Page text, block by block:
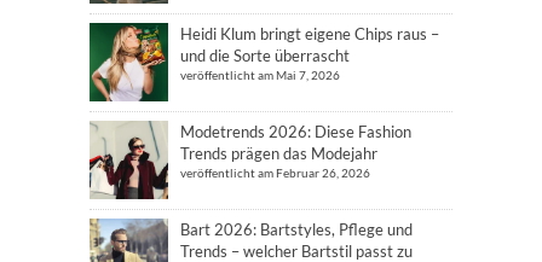
Heidi Klum bringt eigene Chips raus –
und die Sorte überrascht
veröffentlicht am Mai 7, 2026
Modetrends 2026: Diese Fashion
Trends prägen das Modejahr
veröffentlicht am Februar 26, 2026
Bart 2026: Bartstyles, Pflege und
Trends – welcher Bartstil passt zu